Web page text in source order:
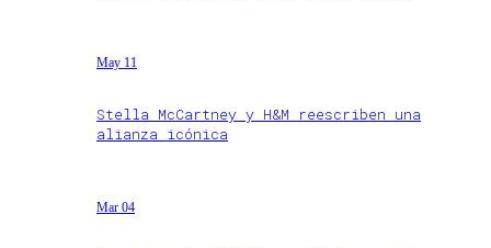
May 11
Stella McCartney y H&M reescriben una
alianza icónica
Mar 04